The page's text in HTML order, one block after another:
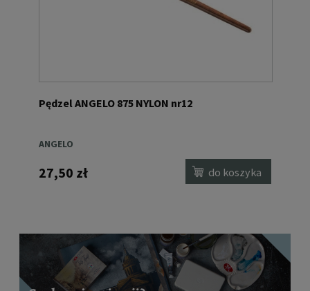
Pędzel ANGELO 875 NYLON nr12
ANGELO
27,50 zł do koszyka